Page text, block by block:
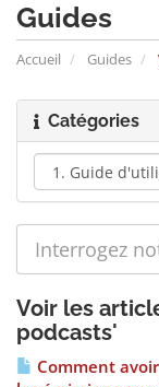
Guides
Accueil Guides
Catégories
Voir les
podcasts'
Comment